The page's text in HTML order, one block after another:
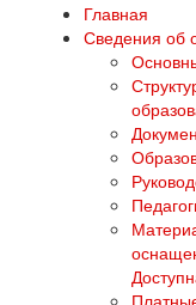
Главная
Сведения об